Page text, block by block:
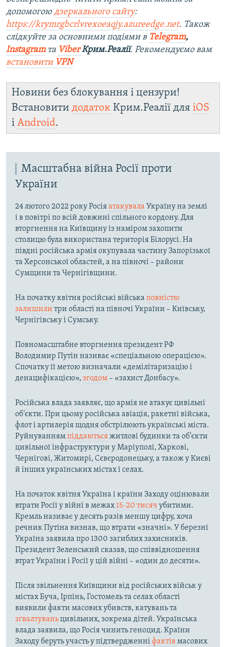
допомогою дзеркального сайту:
https://krymrgbcrlvrexoeaqjy.azureedge.net. Також
слідкуйте за основними подіями в Telegram,
Instagramта ViberКрим.Реалії. Рекомендуємо вам
встановити VPN
Новини без блокування і цензури!
Встановити додаток Крим.Реалії для iOS
і Android.
Масштабна війна Росії проти
України
24 лютого 2022 року Росіяатакувала Україну на землі
і в повітрі по всій довжині спільного кордону. Для
вторгнення на Київщину із наміром захопити
столицю була використана територія Білорусі. На
півдні російська армія окупувала частину Запорізької
та Херсонської областей, а на півночі – райони
Сумщини та Чернігівщини.
На початку квітня російські війська повністю
залишили три області на півночі України – Київську,
Чернігівську і Сумську.
Повномасштабне вторгнення президент РФ
Володимир Путін називає «спеціальною операцією».
Спочатку її метою визначали «демілітаризацію і
денацифікацією», згодом– «захист Донбасу».
Російська влада заявляє, що армія не атакує цивільні
об’єкти. При цьому російська авіація, ракетні війська,
флот і артилерія щодня обстрілюють українські міста.
Руйнуваннямпіддаютьсяжитлові будинки та об’єкти
цивільної інфраструктури у Маріуполі, Харкові,
Чернігові, Житомирі, Сєвєродонецьку, а також у Києві
й інших українських містах і селах.
На початок квітня Україна і країни Заходу оцінювали
втрати Росії у війні в межах 15-20 тисяч убитими.
Кремль називає у десять разів меншу цифру, хоча
речник Путіна визнав, що втрати «значні». У березні
Україна заявила про 1300 загиблих захисників.
Президент Зеленський сказав, що співвідношення
втрат України і Росії у цій війні – «один до десяти».
Після звільнення Київщини від російських військ у
містах Буча, Ірпінь, Гостомель та селах області
виявили факти масових убивств, катувань та
зґвалтуваньцивільних, зокрема дітей. Українська
влада заявила, що Росія чинить геноцид. Країни
Заходу беруть участь у підтвердженні фактів масових